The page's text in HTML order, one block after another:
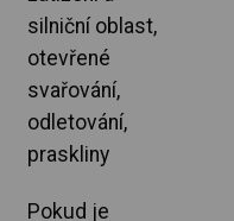
silniční oblast,
otevřené
svařování,
odletování,
praskliny
Pokud je